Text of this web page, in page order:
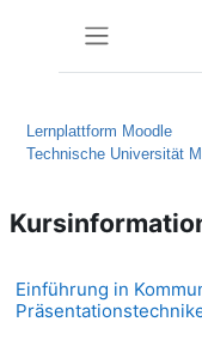
Lernplattform Moodle
Technische Universität
Einführung in